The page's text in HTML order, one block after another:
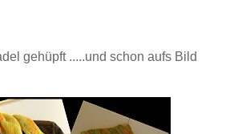
gehüpft .....und schon aufs Bild